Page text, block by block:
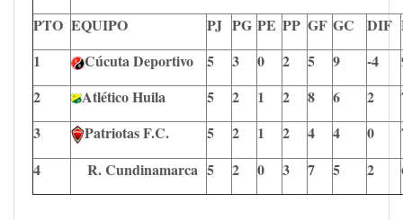
PTO EQUIPO PJ PG PE PP GF GC DIF
1
Cúcuta Deportivo 5 3 0 2 5 9 -4
2
Atlético Huila 5 2 1 2 8 6 2
3
Patriotas F.C. 5 2 1 2 4 4 0
4
R. Cundinamarca 5 2 0 3 7 5 2